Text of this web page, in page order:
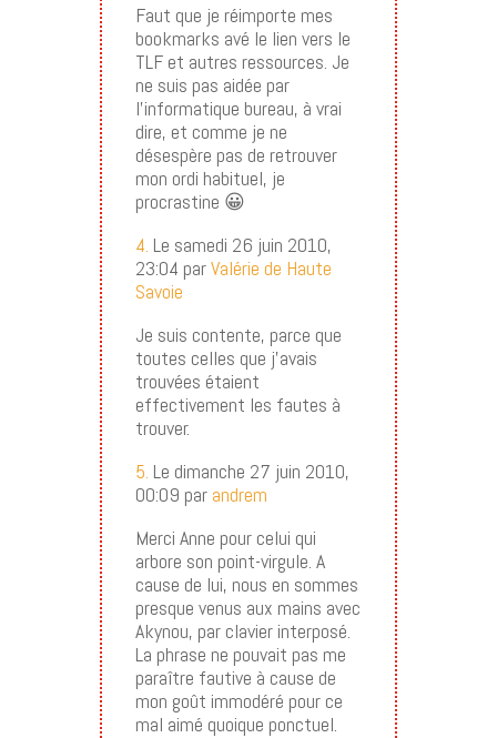
Faut que je réimporte mes
bookmarks avé le lien vers le
TLF et autres ressources. Je
ne suis pas aidée par
l’informatique bureau, à vrai
dire, et comme je ne
désespère pas de retrouver
mon ordi habituel, je
procrastine 😀
4. Le samedi 26 juin 2010,
23:04 parValérie de Haute
Savoie
Je suis contente, parce que
toutes celles que j’avais
trouvées étaient
effectivement les fautes à
trouver.
5. Le dimanche 27 juin 2010,
00:09 par andrem
Merci Anne pour celui qui
arbore son point-virgule. A
cause de lui, nous en sommes
presque venus aux mains avec
Akynou, par clavier interposé.
La phrase ne pouvait pas me
paraître fautive à cause de
mon goût immodéré pour ce
mal aimé quoique ponctuel.